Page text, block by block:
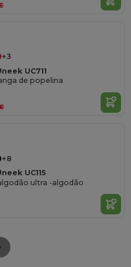
+3
UC711
de popelina
+8
UC115
ultra -algodão